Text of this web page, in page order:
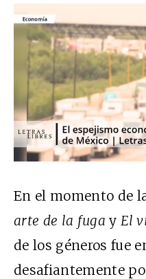
En el momento de
arte de la fuga y El
de los géneros fue
desafiantemente